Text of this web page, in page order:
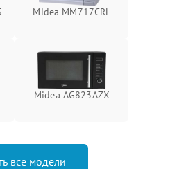
Midea MM717CRL
Midea AG823AZX
все модели